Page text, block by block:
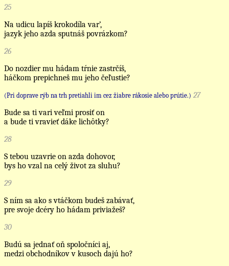
25
Na udicu lapíš krokodíla var’,
jazyk jeho azda sputnáš povrázkom?
26
Do nozdier mu hádam tŕnie zastrčíš,
háčkom prepichneš mu jeho čeľustie?
(Pri doprave rýb na trh pretiahli im cez žiabre rákosie alebo prútie.) 27
Bude sa ti vari veľmi prosiť on
a bude ti vravieť dáke lichôtky?
28
S tebou uzavrie on azda dohovor,
bys ho vzal na celý život za sluhu?
29
S ním sa ako s vtáčkom budeš zabávať,
pre svoje dcéry ho hádam priviažeš?
30
Budú sa jednať oň spoločníci aj,
medzi obchodníkov v kusoch dajú ho?